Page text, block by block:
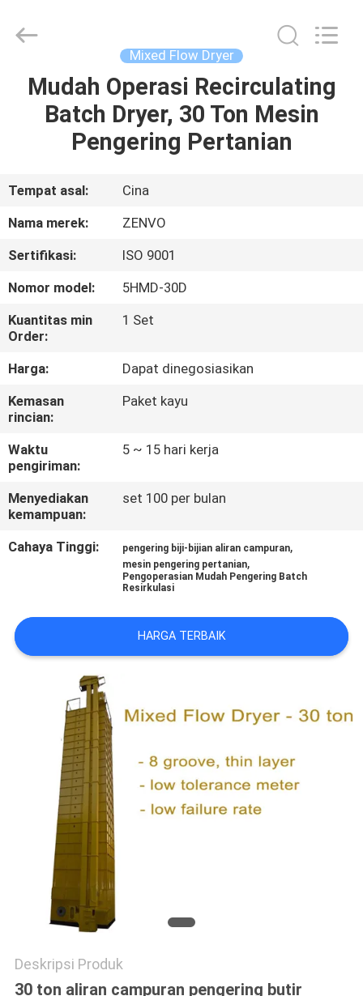
RUMAH
PRODUK
TENTANG
KAMI
TUR
PABRIK
KONTROL
KUALITAS
HUBUNGI
KAMI
BERITA
PERMINTAAN
PENAWARAN
SITEMAP
KEBIJAKAN
PRIBADI
Reserved.
Mixed Flow Dryer
Mudah Operasi Recirculating
Batch Dryer, 30 Ton Mesin
Pengering Pertanian
Tempat asal:
Cina
Nama merek:
ZENVO
Sertifikasi:
ISO 9001
Nomor model:
5HMD-30D
Kuantitas min
Order:
1 Set
Harga:
Dapat dinegosiasikan
Kemasan
rincian:
Paket kayu
Waktu
pengiriman:
5 ~ 15 hari kerja
Menyediakan
kemampuan:
set 100 per bulan
Cahaya Tinggi: pengering biji-bijian aliran campuran,
mesin pengering pertanian,
Pengoperasian Mudah Pengering Batch
Resirkulasi
HARGA TERBAIK
Deskripsi Produk
30 ton aliran campuran pengering butir